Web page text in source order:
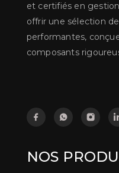
et certifiés en
offrir une sélection
performantes,
composants
NOS